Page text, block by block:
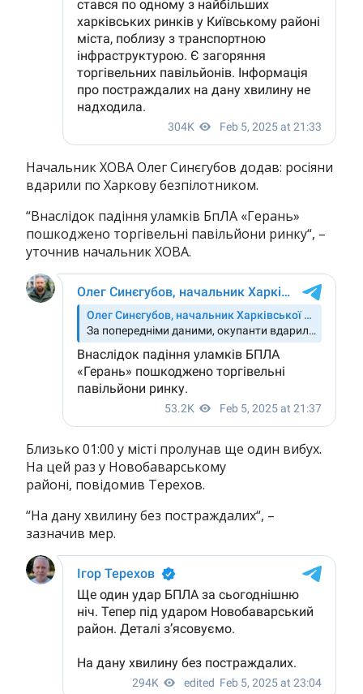
Начальник ХОВА Олег Синєгубов додав: росіяни
вдарили по Харкову безпілотником.
“Внаслідок падіння уламків БпЛА «Герань»
пошкоджено торгівельні павільйони ринку“, –
уточнив начальник ХОВА.
Близько 01:00 у місті пролунав ще один вибух.
На цей раз у Новобаварському
районі, повідомив Терехов.
“На дану хвилину без постраждалих“, –
зазначив мер.